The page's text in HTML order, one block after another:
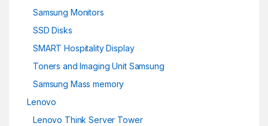
Samsung Monitors
SSD Disks
SMART Hospitality Display
Toners and Imaging Unit Samsung
Samsung Mass memory
Lenovo
Lenovo Think Server Tower